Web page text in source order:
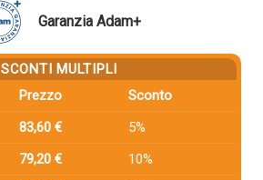
Garanzia Adam+
SCONTI MULTIPLI
Prezzo
Sconto
83,60 €
5%
79,20 €
10%